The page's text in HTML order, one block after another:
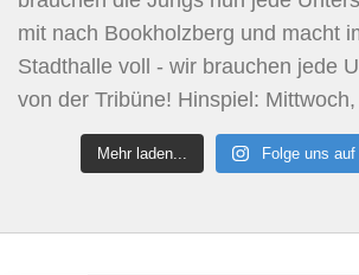
Mehr laden... Folge uns